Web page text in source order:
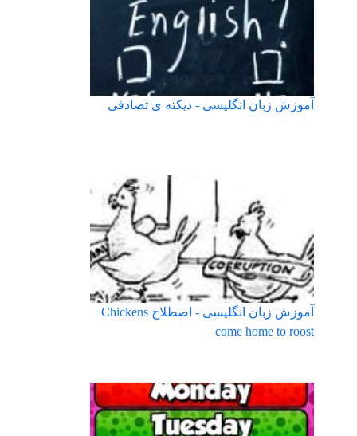
آموزش زبان انگلیسی - دیکته ی تصادفی
آموزش زبان انگلیسی - اصطلاح Chickens
come home to roost